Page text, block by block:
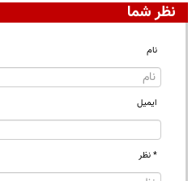
نظر شما
نام
ایمیل
* نظر